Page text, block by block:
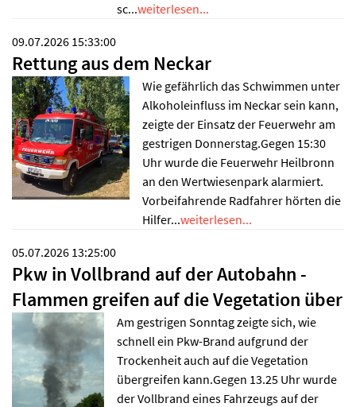
sc...weiterlesen...
09.07.2026 15:33:00
Rettung aus dem Neckar
Wie gefährlich das Schwimmen unter
Alkoholeinfluss im Neckar sein kann,
zeigte der Einsatz der Feuerwehr am
gestrigen Donnerstag.Gegen 15:30
Uhr wurde die Feuerwehr Heilbronn
an den Wertwiesenpark alarmiert.
Vorbeifahrende Radfahrer hörten die
Hilfer...weiterlesen...
05.07.2026 13:25:00
Pkw in Vollbrand auf der Autobahn -
Flammen greifen auf die Vegetation über
Am gestrigen Sonntag zeigte sich, wie
schnell ein Pkw-Brand aufgrund der
Trockenheit auch auf die Vegetation
übergreifen kann.Gegen 13.25 Uhr wurde
der Vollbrand eines Fahrzeugs auf der